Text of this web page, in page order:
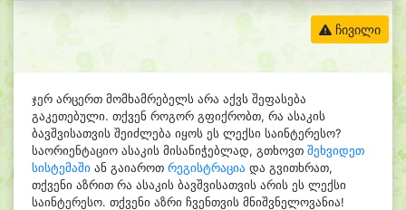
ჩივილი
ჯერ არცერთ მომხამრებელს არა აქვს შეფასება
გაკეთებული. თქვენ როგორ გფიქრობთ, რა ასაკის
ბავშვისათვის შეიძლება იყოს ეს ლექსი საინტერესო?
საორიენტაციო ასაკის მისანიჭებლად, გთხოვთ შეხვიდეთ
სისტემაში ან გაიაროთ რეგისტრაცია და გვითხრათ,
თქვენი აზრით რა ასაკის ბავშვისათვის არის ეს ლექსი
საინტერესო. თქვენი აზრი ჩვენთვის მნიშვნელოვანია!